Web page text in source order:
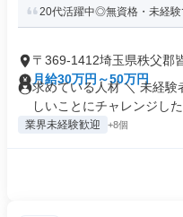
20代活躍中◎無資格・未経験
〒369-1412埼玉県秩父郡
月給30万円～50万円
求めている人材 ＼ 未経
しいことにチャレンジした
業界未経験歓迎 +8個